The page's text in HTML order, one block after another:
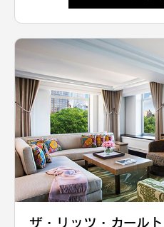
ザ・リッツ・カール